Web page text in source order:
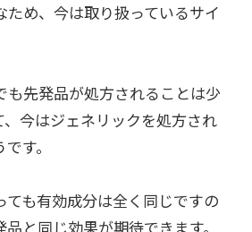
ため、今は取り扱っているサイ
も先発品が処方されることは少
、今はジェネリックを処方され
す。
ても有効成分は全く同じですの